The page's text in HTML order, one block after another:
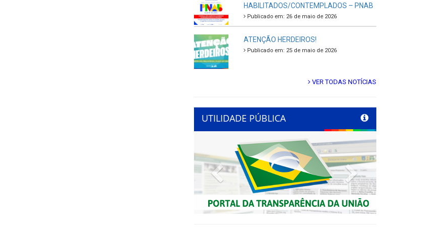
HABILITADOS/CONTEMPLADOS – PNAB
Publicado em: 26 de maio de 2026
ATENÇÃO HERDEIROS!
Publicado em: 25 de maio de 2026
VER TODAS NOTÍCIAS
UTILIDADE PÚBLICA
Previous Next